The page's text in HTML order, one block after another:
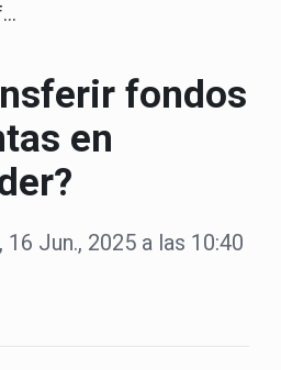
fondos
en
Jun., 2025 a las 10:40